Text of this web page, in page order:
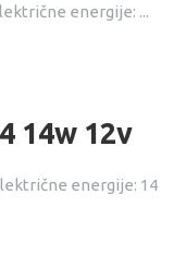
energije: ...
14w 12v
energije: 14